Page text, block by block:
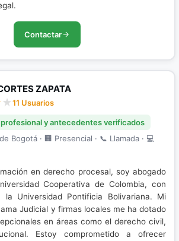
Contactar
ZAPATA
11 Usuarios
y antecedentes verificados
Bogotá · 🏢 Presencial · 📞 Llamada · 💻
en derecho procesal, soy abogado
Cooperativa de Colombia, con
la Universidad Pontificia Bolivariana. Mi
Judicial y firmas locales me ha dotado
en áreas como el derecho civil,
Estoy comprometido a ofrecer